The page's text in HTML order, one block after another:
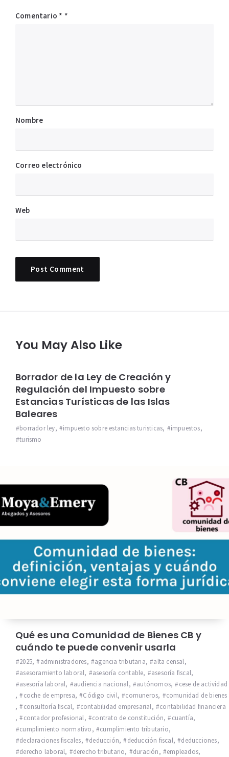
Comentario *
Nombre
Correo electrónico
Web
You May Also Like
Borrador de la Ley de Creación y
Regulación del Impuesto sobre
Estancias Turísticas de las Islas
Baleares
borrador ley, impuesto sobre estancias turisticas, impuestos,
turismo
Qué es una Comunidad de Bienes CB y
cuándo te puede convenir usarla
2025, administradores, agencia tributaria, alta censal,
asesoramiento laboral, asesoría contable, asesoría fiscal,
asesoría laboral, audiencia nacional, autónomos,
cese de actividad
,
coche de empresa, Código civil, comuneros,
comunidad de bienes
,
consultoría fiscal, contabilidad empresarial,
contabilidad financiera
,
contador profesional, contrato de constitución, cuantía,
cumplimiento normativo, cumplimiento tributario,
declaraciones fiscales, deducción, deducción fiscal, deducciones,
derecho laboral, derecho tributario, duración, empleados,